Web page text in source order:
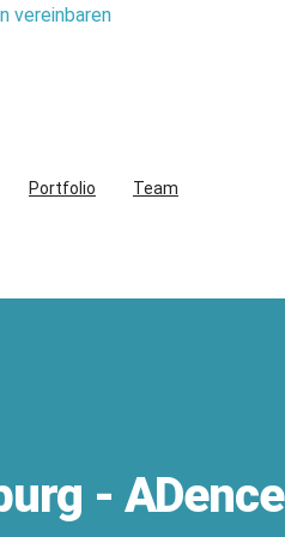
vereinbaren
Portfolio Team
- ADence